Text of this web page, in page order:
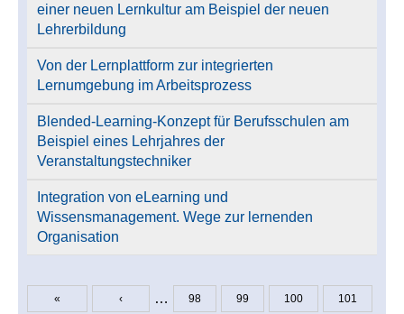
einer neuen Lernkultur am Beispiel der neuen
Lehrerbildung
Von der Lernplattform zur integrierten
Lernumgebung im Arbeitsprozess
Blended-Learning-Konzept für Berufsschulen am
Beispiel eines Lehrjahres der
Veranstaltungstechniker
Integration von eLearning und
Wissensmanagement. Wege zur lernenden
Organisation
« ‹ … 98 99 100 101